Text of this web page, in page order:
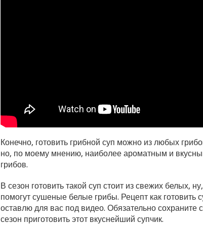
Конечно, готовить грибной суп можно из любых
но, по моему мнению, наиболее ароматным и
грибов.
В сезон готовить такой суп стоит из свежих белых,
помогут сушеные белые грибы. Рецепт как готовить
оставлю для вас под видео. Обязательно сохраните
сезон приготовить этот вкуснейший супчик.